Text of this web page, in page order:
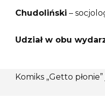
Chudoliński –
Udział w obu
Komiks „Getto